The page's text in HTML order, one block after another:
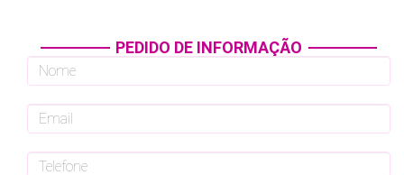
PEDIDO DE INFORMAÇÃO